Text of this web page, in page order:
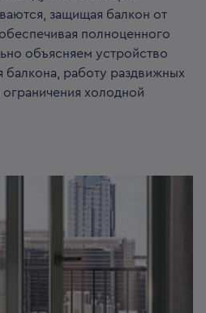
защищая балкон от
полноценного
объясняем устройство
балкона, работу раздвижных
ограничения холодной